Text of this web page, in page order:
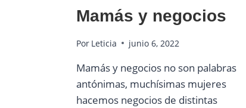
Mamás y negocios
Por Leticia junio 6, 2022
Mamás y negocios no son palabras
antónimas, muchísimas mujeres
hacemos negocios de distintas